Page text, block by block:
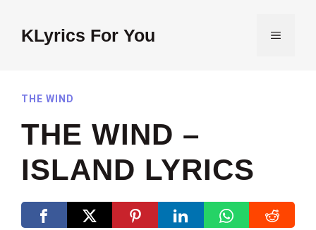
contentKLyrics For You MENU
THE WIND
THE WIND –
ISLAND LYRICS